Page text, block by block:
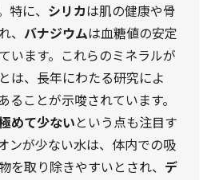
に、 シリカは肌の健康や骨
、バナジウムは血糖値の安定
います。これらのミネラルが
は、長年にわたる研究によ
ることが示唆されています。
めて少ないという点も注目す
ンが少ない水は、体内での吸
を取り除きやすいとされ、 デ